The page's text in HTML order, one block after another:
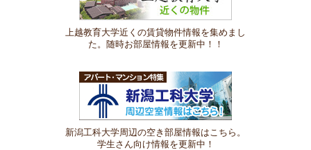
上越教育大学近くの賃貸物件情報を集めまし
た。随時お部屋情報を更新中！！
新潟工科大学周辺の空き部屋情報はこちら。
学生さん向け情報を更新中！